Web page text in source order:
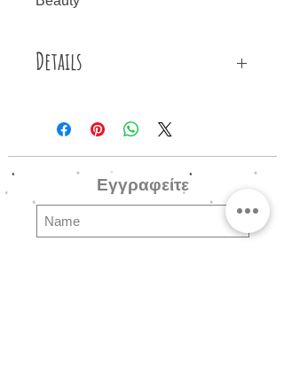
Details
χρωματιστό πλακέ κορδόνι,
λεπτομέρειες.Εγγραφείτε